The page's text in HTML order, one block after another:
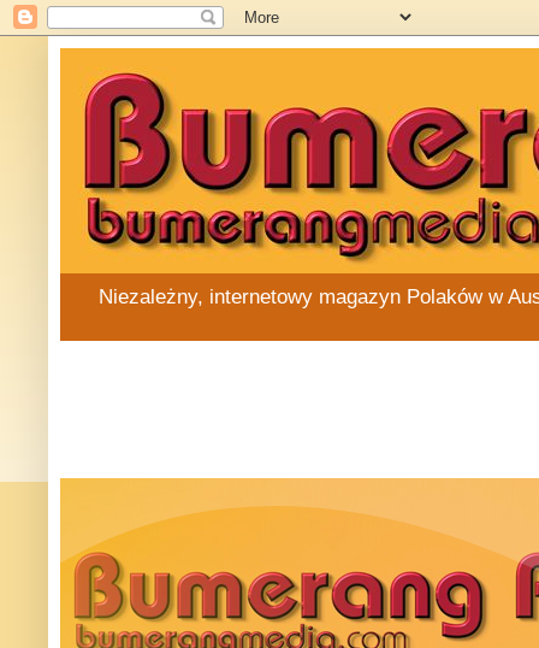
Niezależny, internetowy magazyn Polaków w